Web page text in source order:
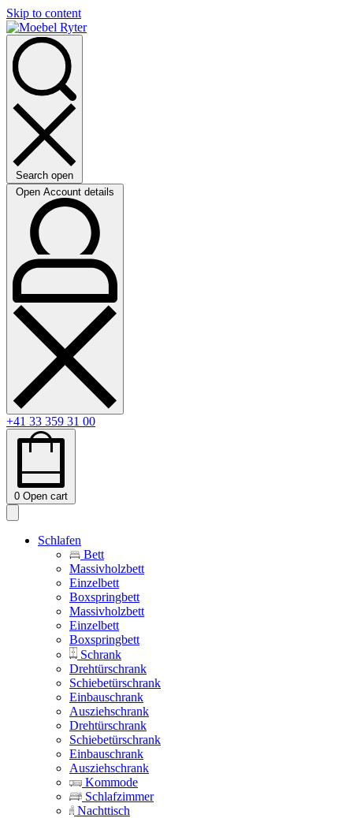
Skip to content
Search open
Open Account details
+41 33 359 31 00
0 Open cart
Schlafen
Bett
Massivholzbett
Einzelbett
Boxspringbett
Massivholzbett
Einzelbett
Boxspringbett
Schrank
Drehtürschrank
Schiebetürschrank
Einbauschrank
Ausziehschrank
Drehtürschrank
Schiebetürschrank
Einbauschrank
Ausziehschrank
Kommode
Schlafzimmer
Nachttisch